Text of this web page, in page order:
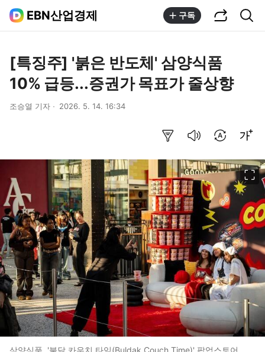
EBN산업경제 구독
[특징주] '붉은 반도체' 삼양식품
10% 급등...증권가 목표가 줄상향
조승열 기자 2026. 5. 14. 16:34
삼양식품, '불닭 카우치 타임(Buldak Couch Time)' 팝업스토어